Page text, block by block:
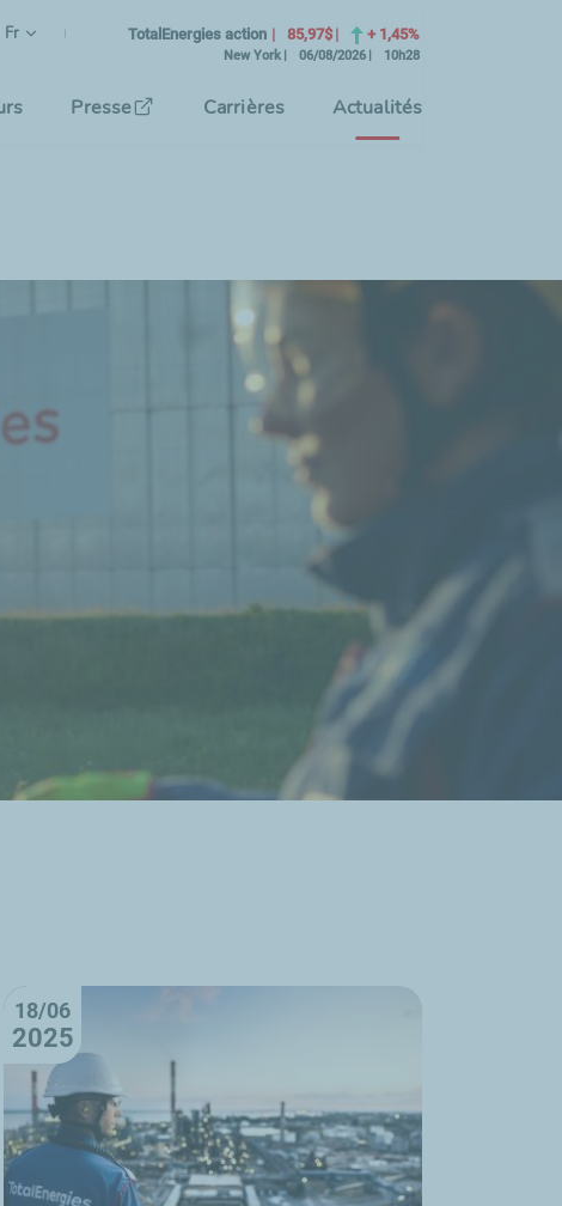
Français
(langue Courante)
Fr
la langue de l'interface
TotalEnergies action 85,97$ + 1,45%
New York 06/08/2026 10h28
Presse Carrières Actualités
18/06
2025